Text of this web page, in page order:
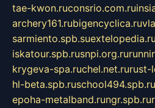
tae-kwon.ruconsrio.com.ru
archery161.rubigencyclica.ru
sarmiento.spb.suextelopedia.ru
iskatour.spb.rusnpi.org.ru
krygeva-spa.ruchel.net.rurust-
hl-beta.spb.ruschool494.spb.ru
epoha-metalband.rungr.spb.ru